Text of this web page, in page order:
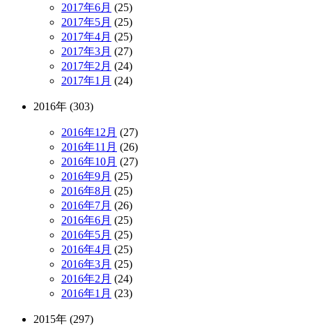
2017年6月 (25)
2017年5月 (25)
2017年4月 (25)
2017年3月 (27)
2017年2月 (24)
2017年1月 (24)
2016年 (303)
2016年12月 (27)
2016年11月 (26)
2016年10月 (27)
2016年9月 (25)
2016年8月 (25)
2016年7月 (26)
2016年6月 (25)
2016年5月 (25)
2016年4月 (25)
2016年3月 (25)
2016年2月 (24)
2016年1月 (23)
2015年 (297)